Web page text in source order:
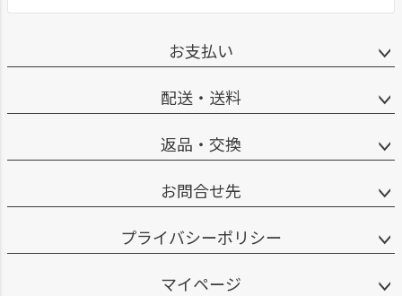
お支払い
配送・送料
返品・交換
お問合せ先
プライバシーポリシー
マイページ